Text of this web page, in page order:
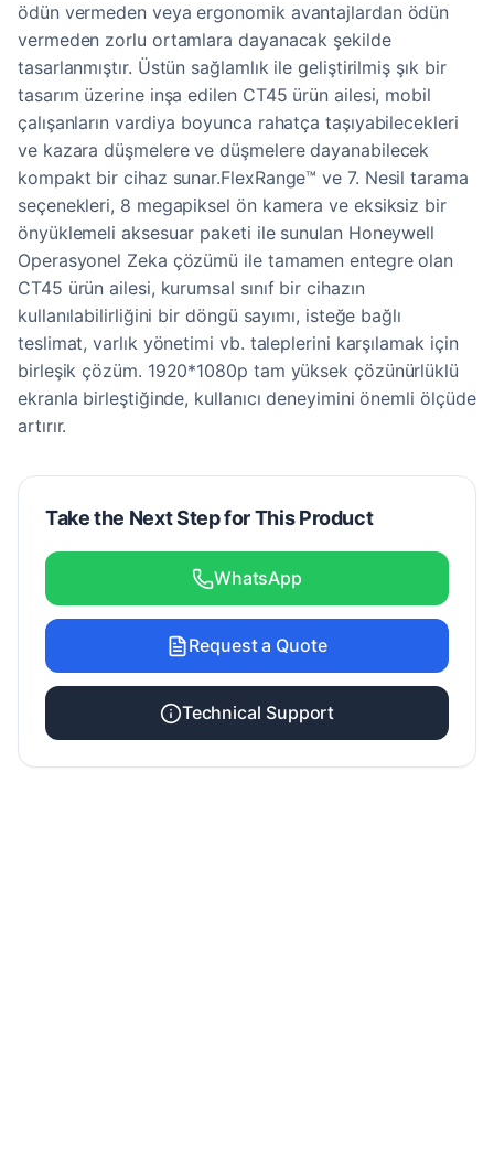
ödün vermeden veya ergonomik avantajlardan ödün
vermeden zorlu ortamlara dayanacak şekilde
tasarlanmıştır. Üstün sağlamlık ile geliştirilmiş şık bir
tasarım üzerine inşa edilen CT45 ürün ailesi, mobil
çalışanların vardiya boyunca rahatça taşıyabilecekleri
ve kazara düşmelere ve düşmelere dayanabilecek
kompakt bir cihaz sunar.FlexRange™ ve 7. Nesil tarama
seçenekleri, 8 megapiksel ön kamera ve eksiksiz bir
önyüklemeli aksesuar paketi ile sunulan Honeywell
Operasyonel Zeka çözümü ile tamamen entegre olan
CT45 ürün ailesi, kurumsal sınıf bir cihazın
kullanılabilirliğini bir döngü sayımı, isteğe bağlı
teslimat, varlık yönetimi vb. taleplerini karşılamak için
birleşik çözüm. 1920*1080p tam yüksek çözünürlüklü
ekranla birleştiğinde, kullanıcı deneyimini önemli ölçüde
artırır.
Take the Next Step for This Product
WhatsApp
Request a Quote
Technical Support